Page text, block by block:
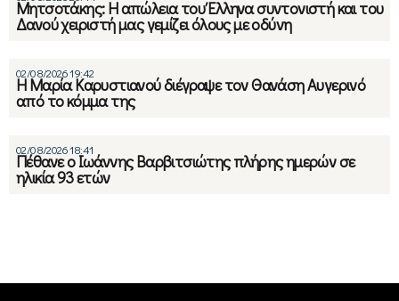
Μητσοτάκης: Η απώλεια του Έλληνα συντονιστή και του
Δανού χειριστή μας γεμίζει όλους με οδύνη
02/08/2026 19:42
Η Μαρία Καρυστιανού διέγραψε τον Θανάση Αυγερινό
από το κόμμα της
02/08/2026 18:41
Πέθανε ο Ιωάννης Βαρβιτσιώτης πλήρης ημερών σε
ηλικία 93 ετών